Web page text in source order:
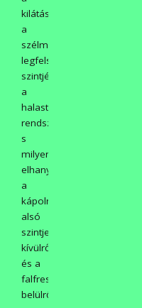
kilátás
a
szélmalom
legfelső
szintjéről
a
halastó
rendszerre!,
s
milyen
elhanyagolt
a
kápolna
alsó
szintje
kívülről
és a
falfreskók
belülről!!)